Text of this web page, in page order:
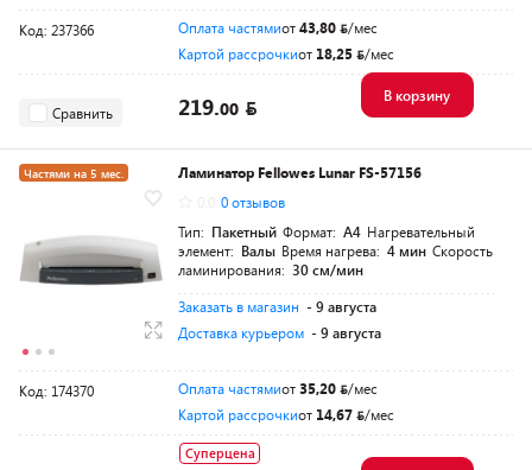
Код: 237366 Оплата частямиот43,80
/мес
Картой рассрочкиот 18,25 /мес
Сравнить 219.00
В корзину
Частями на 5 мес.
Ламинатор Fellowes Lunar FS-57156
0 отзывов
Тип: Пакетный Формат: A4 Нагревательный
элемент: Валы Время нагрева: 4 мин Скорость
ламинирования: 30 см/мин
Заказать в магазин - 9 августа
Доставка курьером - 9 августа
Код: 174370 Оплата частямиот35,20
/мес
Картой рассрочкиот 14,67 /мес
Суперцена